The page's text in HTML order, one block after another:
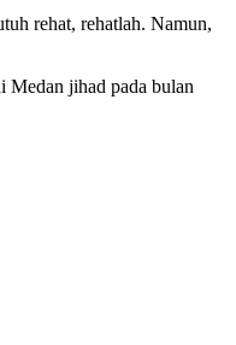
rehat, rehatlah. Namun,
Medan jihad pada bulan